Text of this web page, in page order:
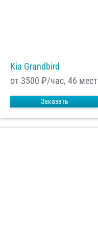
Kia Grandbird
от 3500 ₽/час, 46 мест
Заказать